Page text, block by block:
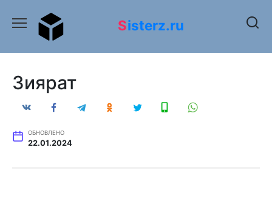
содержанию
Sisterz.ru
Зиярат
ОБНОВЛЕНО
22.01.2024